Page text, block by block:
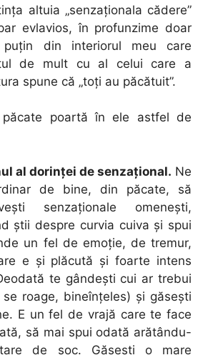
altuia „senzaţionala cădere”
evlavios, în profunzime doar
din interiorul meu care
de mult cu al celui care a
spune că „toţi au păcătuit”.
poartă în ele astfel de
al dorinţei de senzaţional. Ne
de bine, din păcate, să
senzaţionale omeneşti,
ştii despre curvia cuiva şi spui
un fel de emoţie, de tremur,
e şi plăcută şi foarte intens
te gândeşti cui ar trebui
roage, bineînţeles) şi găseşti
E un fel de vrajă care te face
să mai spui odată arătându-
de şoc. Găseşti o mare